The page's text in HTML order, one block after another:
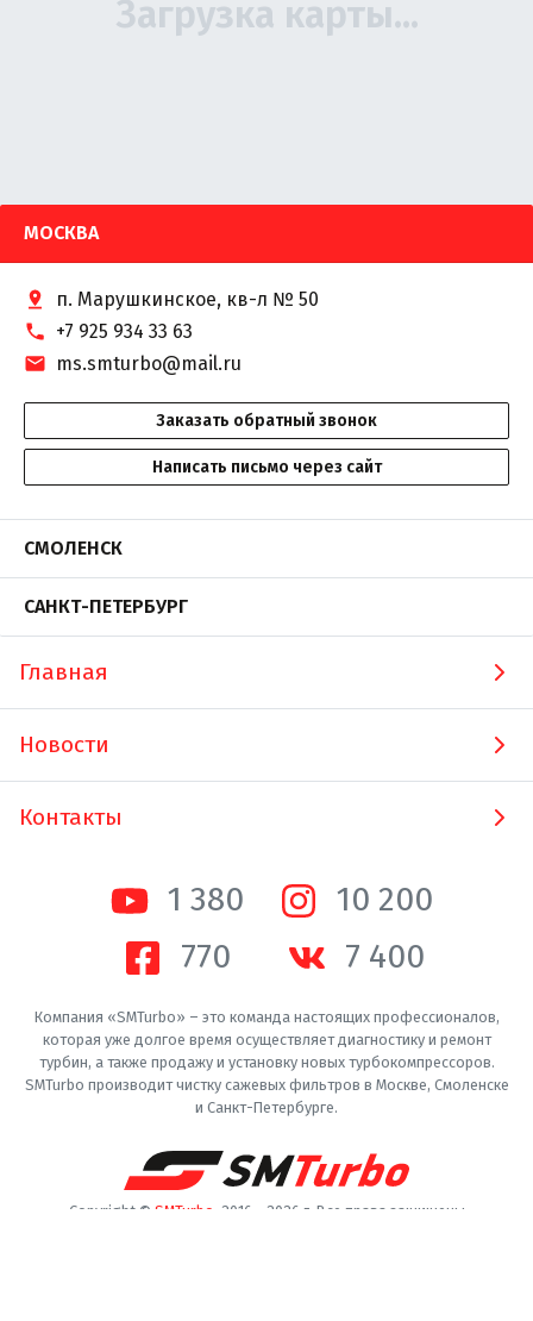
МОСКВА
п. Марушкинское, кв-л № 50
+7 925 934 33 63
ms.smturbo@mail.ru
Заказать обратный звонок
Написать письмо через сайт
СМОЛЕНСК
САНКТ-ПЕТЕРБУРГ
Главная
Новости
Контакты
1 380
10 200
770
7 400
Компания «SMTurbo» – это команда настоящих профессионалов,
которая уже долгое время осуществляет диагностику и ремонт
турбин, а также продажу и установку новых турбокомпрессоров.
SMTurbo производит чистку сажевых фильтров в Москве, Смоленске
и Санкт-Петербурге.
Copyright © SMTurbo . 2016 - 2026 г. Все права защищены